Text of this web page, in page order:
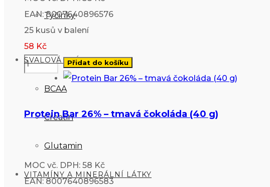
Tyčinky
SVALOVÁ VLÁKNA
BCAA
Creatin
Glutamin
VITAMÍNY A MINERÁLNÍ LÁTKY
EAN: 8007640896576
25 kusů v balení
58 Kč
Přidat do košíku
Protein Bar 26% – tmavá čokoláda (40 g)
MOC vč. DPH: 58 Kč
EAN: 8007640896583